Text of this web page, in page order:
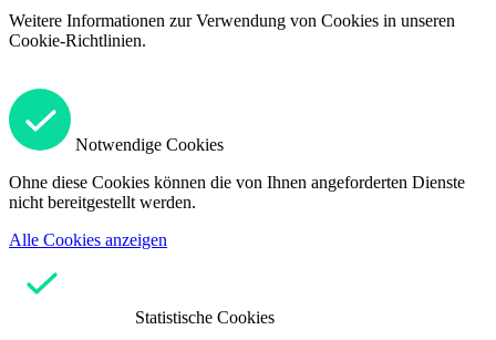
Weitere Informationen zur Verwendung von Cookies in unseren
Cookie-Richtlinien.
Notwendige Cookies
Ohne diese Cookies können die von Ihnen angeforderten Dienste
nicht bereitgestellt werden.
Alle Cookies anzeigen
Statistische Cookies